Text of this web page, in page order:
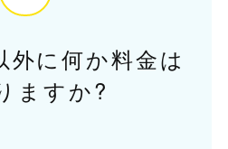
外に何か料金は
ますか?